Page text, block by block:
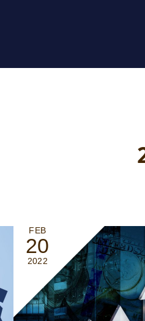
FEB
20
2022